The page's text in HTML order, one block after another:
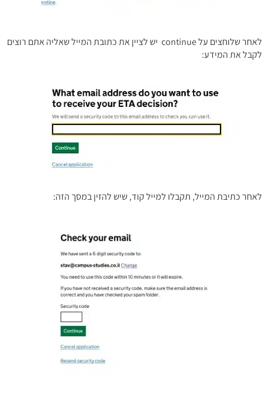
לאחר שלוחצים על continue יש לציין את כתובת המייל שאליה אתם רוצים
לקבל את המידע:
לאחר כתיבת המייל, תקבלו למייל קוד, שיש להזין במסך הזה: